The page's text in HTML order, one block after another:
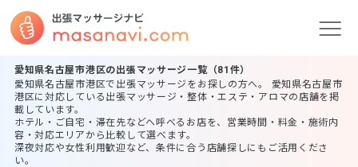
愛知県名古屋市港区の出張マッサージ一覧（81件）
愛知県名古屋市港区で出張マッサージをお探しの方へ。 愛知県名古屋市
港区に対応している出張マッサージ・整体・エステ・アロマの店舗を掲
載しています。
ホテル・ご自宅・滞在先などへ呼べるお店を、営業時間・料金・施術内
容・対応エリアから比較して選べます。
深夜対応や女性利用歓迎など、条件に合う店舗探しにもご活用くださ
い。